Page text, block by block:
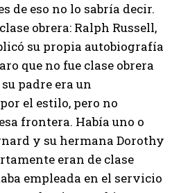
de eso no lo sabría decir.
obrera: Ralph Russell,
su propia autobiografía
que no fue clase obrera
padre era un
el estilo, pero no
frontera. Había uno o
y su hermana Dorothy
eran de clase
empleada en el servicio